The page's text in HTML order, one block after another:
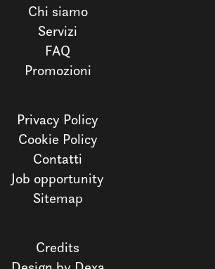
Chi siamo
Servizi
FAQ
Promozioni
Privacy Policy
Cookie Policy
Contatti
Job opportunity
Sitemap
Credits